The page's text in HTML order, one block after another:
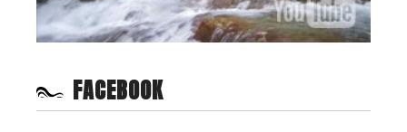
FACEBOOK